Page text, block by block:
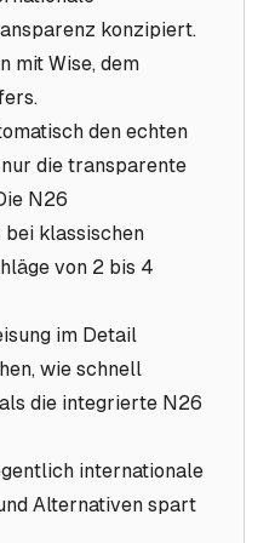
konzipiert.
mit Wise, dem
den echten
die transparente
N26
bei klassischen
von 2 bis 4
im Detail
wie schnell
die integrierte N26
internationale
Alternativen spart